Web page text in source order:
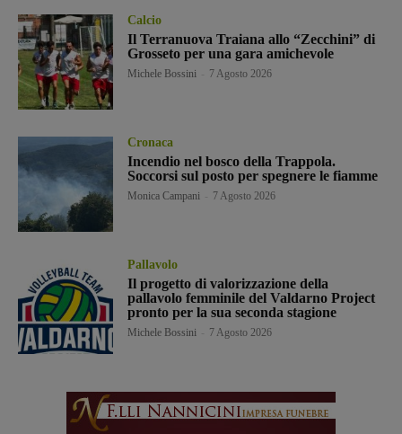
Calcio
Il Terranuova Traiana allo “Zecchini” di
Grosseto per una gara amichevole
Michele Bossini 7 Agosto 2026
Cronaca
Incendio nel bosco della Trappola.
Soccorsi sul posto per spegnere le fiamme
Monica Campani 7 Agosto 2026
Pallavolo
Il progetto di valorizzazione della
pallavolo femminile del Valdarno Project
pronto per la sua seconda stagione
Michele Bossini 7 Agosto 2026